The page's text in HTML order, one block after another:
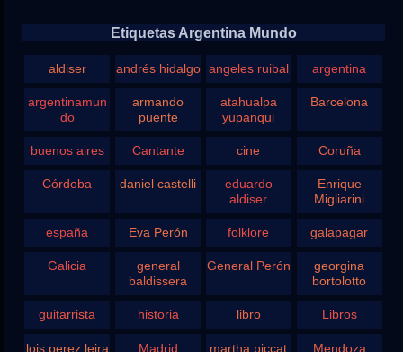
Etiquetas Argentina Mundo
aldiser andrés hidalgo angeles ruibal argentina
argentinamun
do
armando
puente
atahualpa
yupanqui
Barcelona
buenos aires Cantante cine Coruña
Córdoba daniel castelli
eduardo
aldiser
Enrique
Migliarini
españa Eva Perón folklore galapagar
Galicia
general
baldissera
General Perón
georgina
bortolotto
guitarrista historia libro Libros
lois perez leira Madrid martha piccat Mendoza